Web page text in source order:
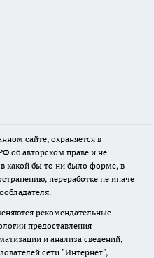
сайте, охраняется в
об авторском праве и не
какой бы то ни было форме, в
переработке не иначе
рекомендательные
предоставления
и анализа сведений,
сети "Интернет",